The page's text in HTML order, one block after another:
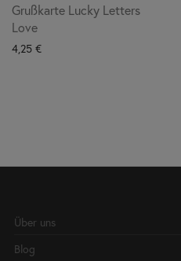
Grußkarte Lucky Letters
Love
4,25 €
Über uns
Blog